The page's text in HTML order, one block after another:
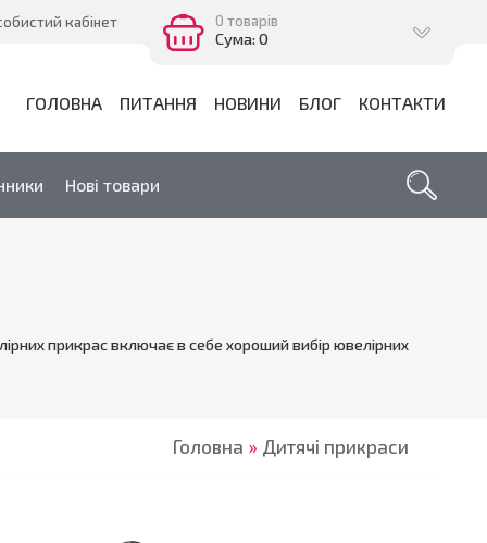
кабінет 0 товарів
Сума: 0
ГОЛОВНА ПИТАННЯ НОВИНИ БЛОГ КОНТАКТИ
Нові товари
прикрас включає в себе хороший вибір ювелірних
Головна » Дитячі прикраси